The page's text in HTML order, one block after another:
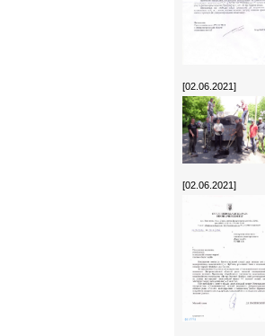
[02.06.2021]
[02.06.2021]